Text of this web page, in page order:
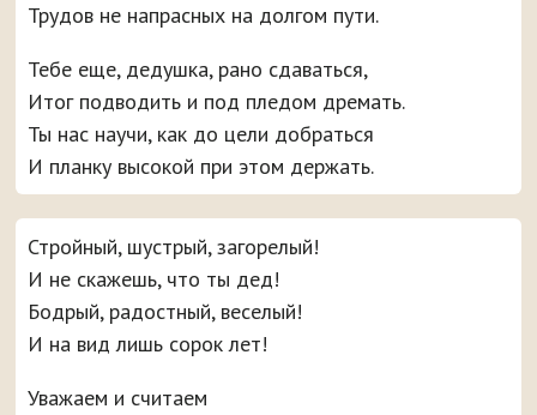
Трудов не напрасных на долгом пути.
Тебе еще, дедушка, рано сдаваться,
Итог подводить и под пледом дремать.
Ты нас научи, как до цели добраться
И планку высокой при этом держать.
Стройный, шустрый, загорелый!
И не скажешь, что ты дед!
Бодрый, радостный, веселый!
И на вид лишь сорок лет!
Уважаем и считаем